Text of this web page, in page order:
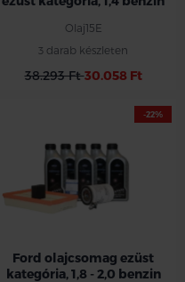
Olaj15E
3 darab készleten
38.293 Ft30.058 Ft
-22%
Ford olajcsomag ezüst
kategória, 1,8 - 2,0 benzin